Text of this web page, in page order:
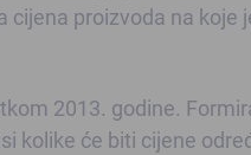
proizvoda na koje
2013. godine.
kolike će biti cijene